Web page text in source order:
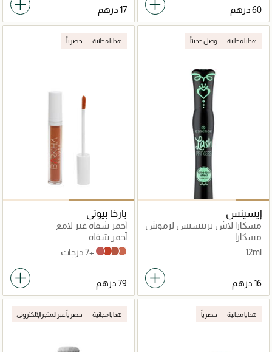
هدايا مجانية وصل حديثاً
إيسينس
مسكارا لاش برينسيس لرموش
تشبه الرموش الاصطناعية
مسكارا
12ml
هدايا مجانية حصرياً
بارخا بيوتي
أحمر شفاه غير لامع
أحمر شفاه
Saesha LIGHT AU NATURELLE NUDE
Queen BWARM EARTHY BEIGE
RV DEEP TANGY CORAL
Mika DARK PINK
+7 درجات
هدايا مجانية حصرياً هدايا مجانية حصرياً عبر المتجر الإلكتروني